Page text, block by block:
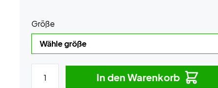
Größe
In den Warenkorb